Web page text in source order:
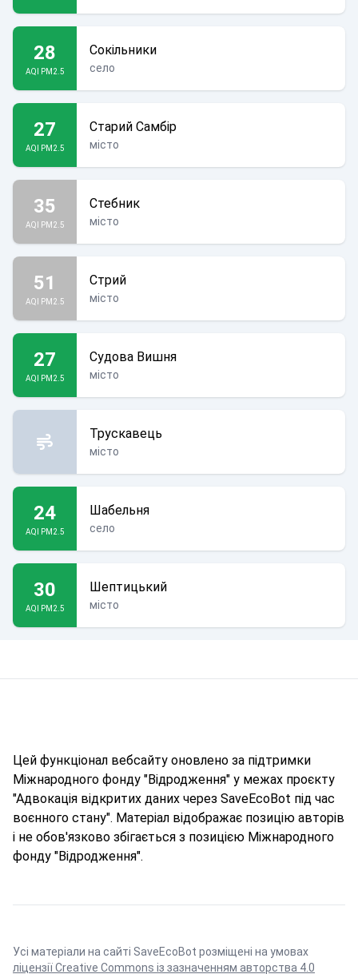
28
AQI PM2.5
Сокільники
село
27
AQI PM2.5
Старий Самбір
місто
35
AQI PM2.5
Стебник
місто
51
AQI PM2.5
Стрий
місто
27
AQI PM2.5
Судова Вишня
місто
Трускавець
місто
24
AQI PM2.5
Шабельня
село
30
AQI PM2.5
Шептицький
місто
Цей функціонал вебсайту оновлено за підтримки
Міжнародного фонду "Відродження" у межах проєкту
"Адвокація відкритих даних через SaveEcoBot під час
воєнного стану". Матеріал відображає позицію авторів
і не обов'язково збігається з позицією Міжнародного
фонду "Відродження".
Усі матеріали на сайті SaveEcoBot розміщені на умовах
ліцензії Creative Commons із зазначенням авторства 4.0